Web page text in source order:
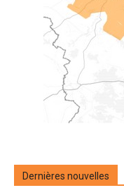
Dernières nouvelles